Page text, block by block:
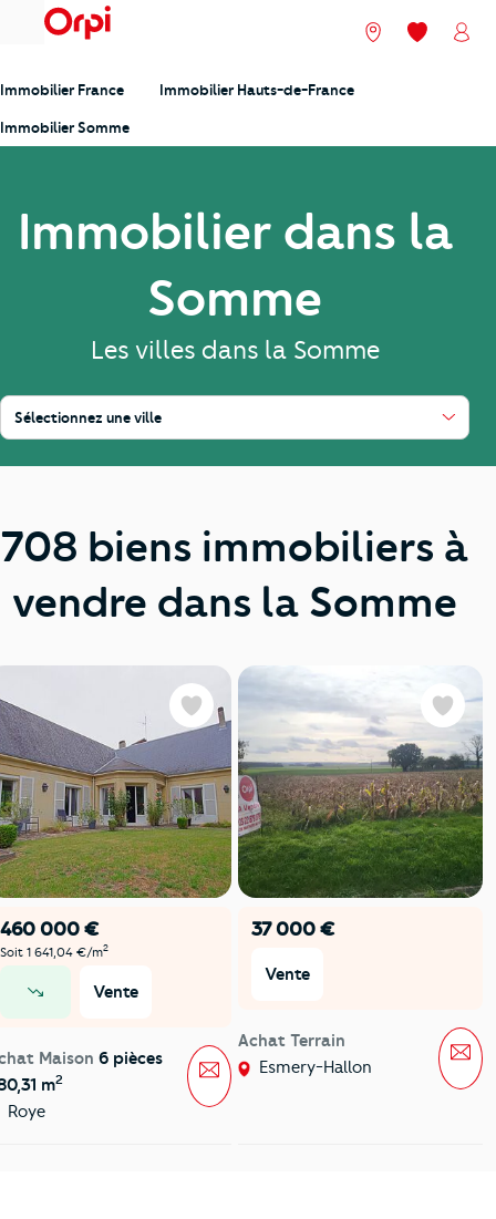
menu Nos agences
Mes
Immobilier France Immobilier Hauts-de-France
Immobilier Somme
Immobilier dans la
Somme
Les villes dans la Somme
Sélectionnez une ville
708 biens immobiliers à
vendre dans la Somme
460 000 €
Soit 1 641,04 €/m2
Vente
Maison 6 pièces
m2
Roye
Favoris
Message
37 000 €
Vente
Achat Terrain
Esmery-Hallon
Favoris